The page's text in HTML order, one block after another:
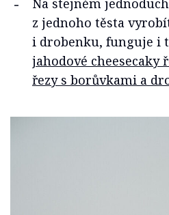
Na stejném
z jednoho těsta
i drobenku, funguje i
jahodové cheesecaky
řezy s borůvkami a